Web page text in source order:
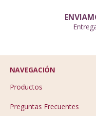
NAVEGACIÓN
Productos
Preguntas Frecuentes